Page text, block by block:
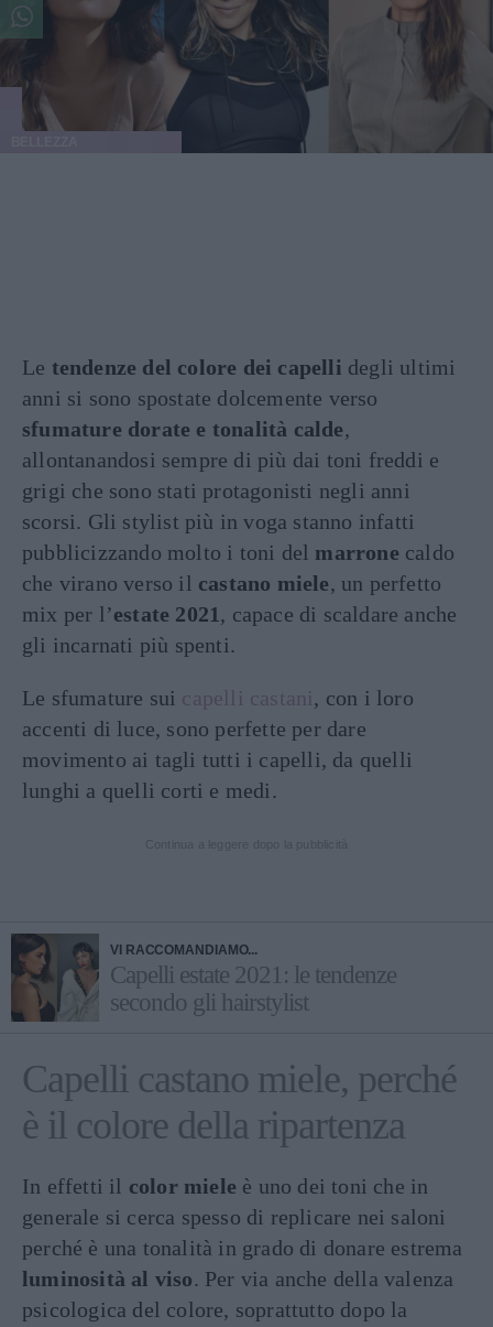
Le tendenze del colore dei capelli degli ultimi
anni si sono spostate dolcemente verso
sfumature dorate e tonalità calde,
allontanandosi sempre di più dai toni freddi e
grigi che sono stati protagonisti negli anni
scorsi. Gli stylist più in voga stanno infatti
pubblicizzando molto i toni del marrone caldo
che virano verso il castano miele, un perfetto
mix per l’estate 2021, capace di scaldare anche
gli incarnati più spenti.
Le sfumature sui capelli castani, con i loro
accenti di luce, sono perfette per dare
movimento ai tagli tutti i capelli, da quelli
lunghi a quelli corti e medi.
VI RACCOMANDIAMO...
Capelli estate 2021: le tendenze
secondo gli hairstylist
Capelli castano miele, perché
è il colore della ripartenza
In effetti il color miele è uno dei toni che in
generale si cerca spesso di replicare nei saloni
perché è una tonalità in grado di donare estrema
luminosità al viso. Per via anche della valenza
psicologica del colore, soprattutto dopo la